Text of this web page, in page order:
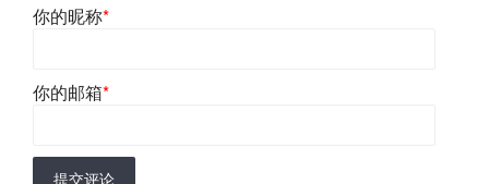
你的昵称*
你的邮箱*
提交评论